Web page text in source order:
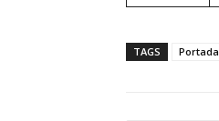
TAGS Portada